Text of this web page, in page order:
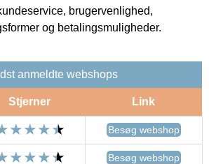
brugervenlighed,
og betalingsmuligheder.
anmeldte webshops
Stjerner Link
Besøg webshop
Besøg webshop